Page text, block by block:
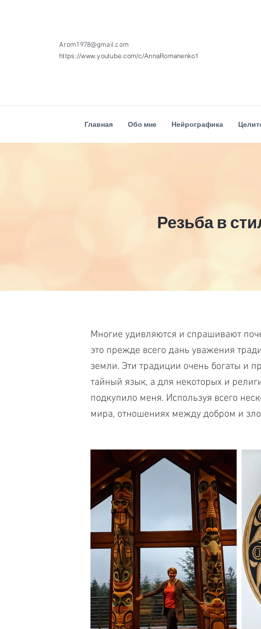
Arom1978@gmail.com
https://www.youtube.com/c/AnnaRomanenko1
Главная Обо мне Нейрографика
Резьба в
Многие удивляются и спрашивают
это прежде всего дань уважения
земли. Эти традиции очень богаты и
тайный язык, а для некоторых и
подкупило меня. Используя всего
мира, отношениях между добром и